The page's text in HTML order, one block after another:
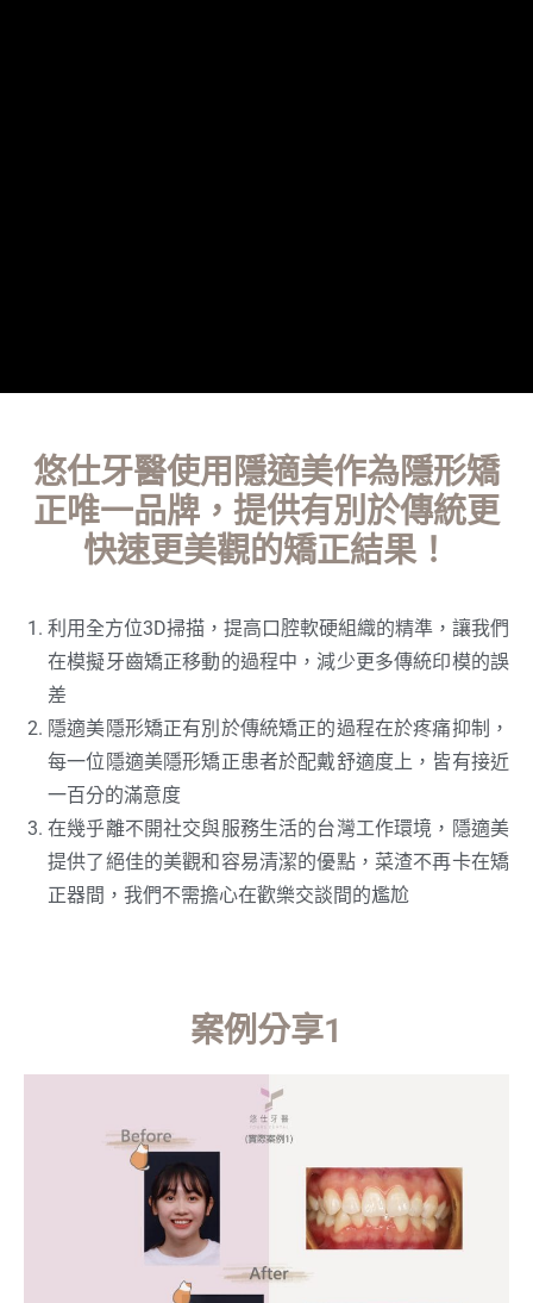
悠仕牙醫使用隱適美作為隱形矯
正唯一品牌，提供有別於傳統更
快速更美觀的矯正結果！
利用全方位3D掃描，提高口腔軟硬組織的精準，讓我們
在模擬牙齒矯正移動的過程中，減少更多傳統印模的誤
差
隱適美隱形矯正有別於傳統矯正的過程在於疼痛抑制，
每一位隱適美隱形矯正患者於配戴舒適度上，皆有接近
一百分的滿意度
在幾乎離不開社交與服務生活的台灣工作環境，隱適美
提供了絕佳的美觀和容易清潔的優點，菜渣不再卡在矯
正器間，我們不需擔心在歡樂交談間的尷尬
案例分享1